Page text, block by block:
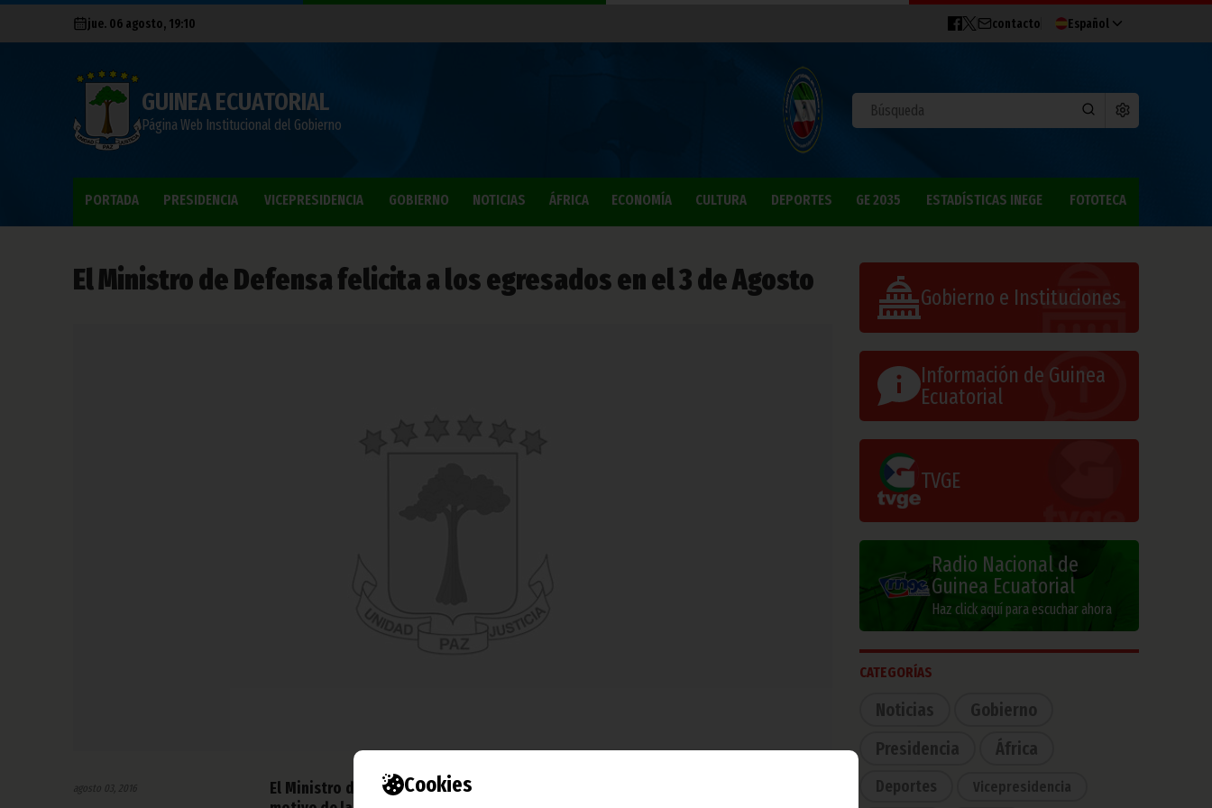
Cookies
jue. 06 agosto, 19:10 contacto Español
GUINEA ECUATORIAL
Página Web Institucional del Gobierno
PORTADA PRESIDENCIA VICEPRESIDENCIA GOBIERNO NOTICIAS ÁFRICA ECONOMÍA CULTURA DEPORTES GE 2035 ESTADÍSTICAS INEGE FOTOTECA
El Ministro de Defensa felicita a los egresados en el 3 de Agosto
agosto 03, 2016
El Ministro de Defensa Nacional, Vicente Eya Olomo, ha pronunciado un discurso con
Gobierno e Instituciones
Información de Guinea
Ecuatorial
TVGE
Radio Nacional de
Guinea Ecuatorial
Haz click aquí para escuchar ahora
CATEGORÍAS
Noticias
Gobierno
Presidencia
África
Deportes Vicepresidencia